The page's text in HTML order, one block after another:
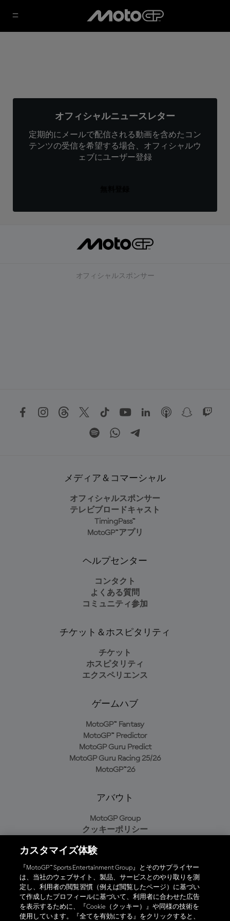
オフィシャルニュースレター
定期的にメールで配信される動画を含めたコン
テンツの受信を希望する場合、オフィシャルウ
ェブにユーザー登録
オフィシャルスポンサー
メディア＆コマーシャル
オフィシャルスポンサー
テレビブロードキャスト
TimingPass™
MotoGP™アプリ
ヘルプセンター
コンタクト
よくある質問
コミュニティ参加
チケット＆ホスピタリティ
チケット
ホスピタリティ
エクスペリエンス
ゲームハブ
MotoGP™ Fantasy
MotoGP™ Predictor
MotoGP Guru Predict
MotoGP Guru Racing 25/26
MotoGP™26
アバウト
MotoGP Group
クッキーポリシー
プライバシーポリシー
購入ポリシー
オフィシャルアプリ
カスタマイズ体験
『MotoGP™ Sports Entertainment Group』とそのサプライヤー
は、当社のウェブサイト、製品、サービスとのやり取りを測
定し、利用者の閲覧習慣（例えば閲覧したページ）に基づい
て作成したプロフィールに基づいて、利用者に合わせた広告
を表示するために、『Cookie（クッキー）』や同様の技術を
使用しています。『全てを有効にする』をクリックすると、